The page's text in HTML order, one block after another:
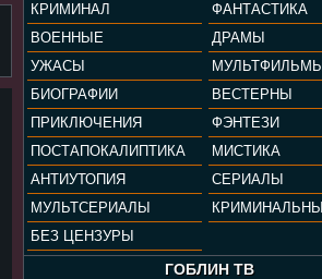
КРИМИНАЛ
ФАНТАСТИКА
ВОЕННЫЕ
ДРАМЫ
УЖАСЫ
МУЛЬТФИЛЬМЫ
БИОГРАФИИ
ВЕСТЕРНЫ
ПРИКЛЮЧЕНИЯ
ФЭНТЕЗИ
ПОСТАПОКАЛИПТИКА
МИСТИКА
АНТИУТОПИЯ
СЕРИАЛЫ
МУЛЬТСЕРИАЛЫ
БЕЗ ЦЕНЗУРЫ
ГОБЛИН ТВ